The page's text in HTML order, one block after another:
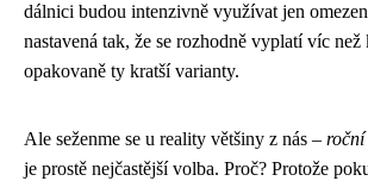
dálnici budou intenzivně využívat jen
nastavená tak, že se rozhodně vyplatí víc než
opakovaně ty kratší varianty.
Ale seženme se u reality většiny z nás – roční
je prostě nejčastější volba. Proč? Protože